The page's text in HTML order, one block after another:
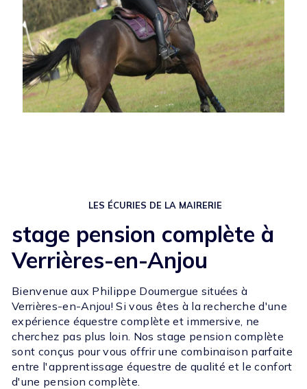
LES ÉCURIES DE LA MAIRERIE
stage pension complète à
Verrières-en-Anjou
Bienvenue aux Philippe Doumergue situées à
Verrières-en-Anjou! Si vous êtes à la recherche d'une
expérience équestre complète et immersive, ne
cherchez pas plus loin. Nos stage pension complète
sont conçus pour vous offrir une combinaison parfaite
entre l'apprentissage équestre de qualité et le confort
d'une pension complète.